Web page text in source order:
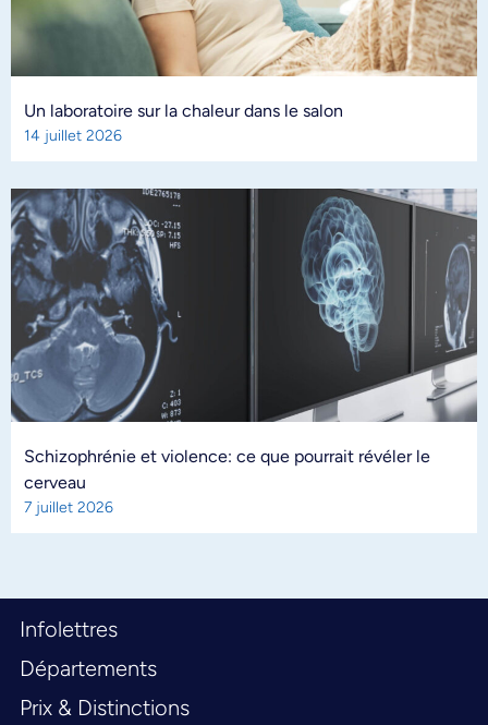
Un laboratoire sur la chaleur dans le salon
14 juillet 2026
Schizophrénie et violence: ce que pourrait révéler le
cerveau
7 juillet 2026
Infolettres
Départements
Prix & Distinctions